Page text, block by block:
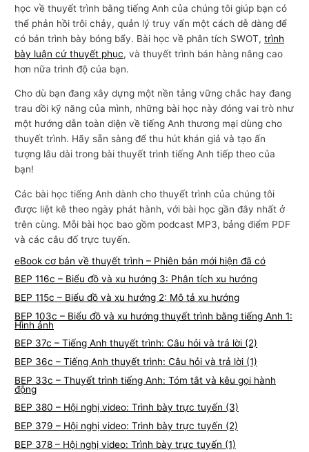
học về thuyết trình bằng tiếng Anh của chúng tôi giúp bạn có
thể phản hồi trôi chảy, quản lý truy vấn một cách dễ dàng để
có bản trình bày bóng bẩy. Bài học về phân tích SWOT,trình
bày luận cứ thuyết phục, và thuyết trình bán hàng nâng cao
hơn nữa trình độ của bạn.
Cho dù bạn đang xây dựng một nền tảng vững chắc hay đang
trau dồi kỹ năng của mình, những bài học này đóng vai trò như
một hướng dẫn toàn diện về tiếng Anh thương mại dùng cho
thuyết trình. Hãy sẵn sàng để thu hút khán giả và tạo ấn
tượng lâu dài trong bài thuyết trình tiếng Anh tiếp theo của
bạn!
Các bài học tiếng Anh dành cho thuyết trình của chúng tôi
được liệt kê theo ngày phát hành, với bài học gần đây nhất ở
trên cùng. Mỗi bài học bao gồm podcast MP3, bảng điểm PDF
và các câu đố trực tuyến.
eBook cơ bản về thuyết trình – Phiên bản mới hiện đã có
BEP 116c – Biểu đồ và xu hướng 3: Phân tích xu hướng
BEP 115c – Biểu đồ và xu hướng 2: Mô tả xu hướng
BEP 103c – Biểu đồ và xu hướng thuyết trình bằng tiếng Anh 1:
Hình ảnh
BEP 37c – Tiếng Anh thuyết trình: Câu hỏi và trả lời (2)
BEP 36c – Tiếng Anh thuyết trình: Câu hỏi và trả lời (1)
BEP 33c – Thuyết trình tiếng Anh: Tóm tắt và kêu gọi hành
động
BEP 380 – Hội nghị video: Trình bày trực tuyến (3)
BEP 379 – Hội nghị video: Trình bày trực tuyến (2)
BEP 378 – Hội nghị video: Trình bày trực tuyến (1)